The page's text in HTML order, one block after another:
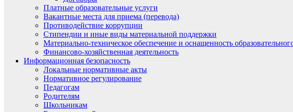
Платные образовательные услуги
Вакантные места для приема (перевода)
Противодействие коррупции
Стипендии и иные виды материальной поддержки
Материально-техническое обеспечение и оснащенность
Финансово-хозяйственная деятельность
Информационная безопасность
Локальные нормативные акты
Нормативное регулирование
Педагогам
Родителям
Школьникам